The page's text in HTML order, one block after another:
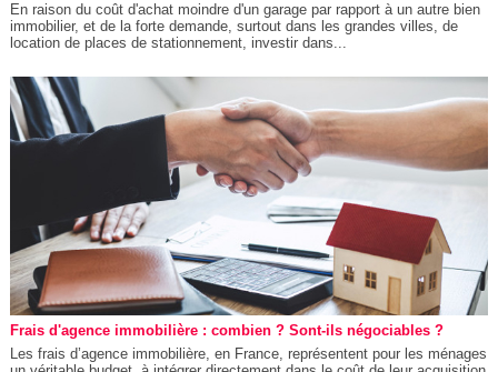
En raison du coût d'achat moindre d'un garage par rapport à un autre bien
immobilier, et de la forte demande, surtout dans les grandes villes, de
location de places de stationnement, investir dans...
Frais d'agence immobilière : combien ? Sont-ils négociables ?
Les frais d’agence immobilière, en France, représentent pour les ménages